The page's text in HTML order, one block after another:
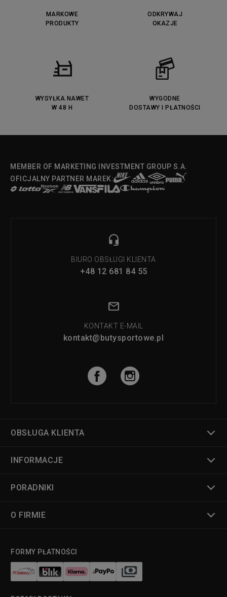
MARKOWE
PRODUKTY
ODKRYWAJ
OKAZJE
WYSYŁKA NAWET
W 48 H
WYGODNE
DOSTAWY I PŁATNOŚCI
MEMBER OF MARKETING INVESTMENT GROUP S.A.
OFICJALNY PARTNER MAREK:
BIURO OBSŁUGI KLIENTA
+48 12 681 84 55
KONTAKT E-MAIL
kontakt@butysportowe.pl
OBSŁUGA KLIENTA
INFORMACJE
PORADNIKI
O FIRMIE
FORMY PŁATNOŚCI